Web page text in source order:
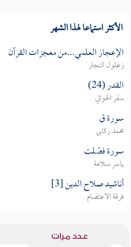
الأكثر استماعا لهذا الشهر
الإعجاز العلمي...من معجزات القرآن
زغلول النجار
القدر (24)
سفر الحوالي
سورة ق
محمد ركابي
سورة فصّلت
ياسر سلامة
أناشيد صلاح الدين [3]
فرقة الاعتصام
عدد مرات